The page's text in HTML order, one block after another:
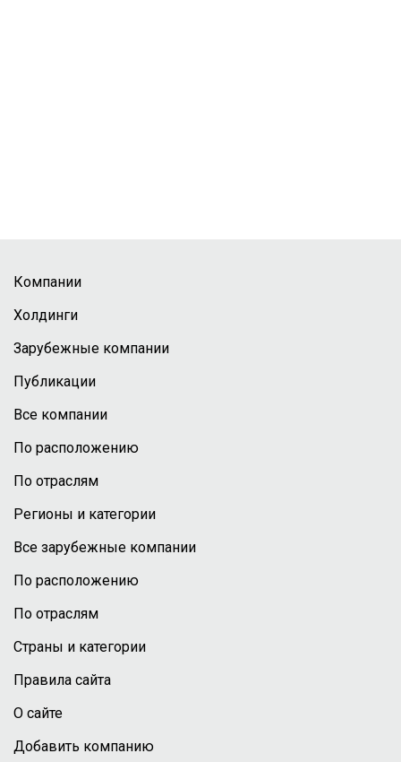
Компании
Холдинги
Зарубежные компании
Публикации
Все компании
По расположению
По отраслям
Регионы и категории
Все зарубежные компании
По расположению
По отраслям
Страны и категории
Правила сайта
О сайте
Добавить компанию